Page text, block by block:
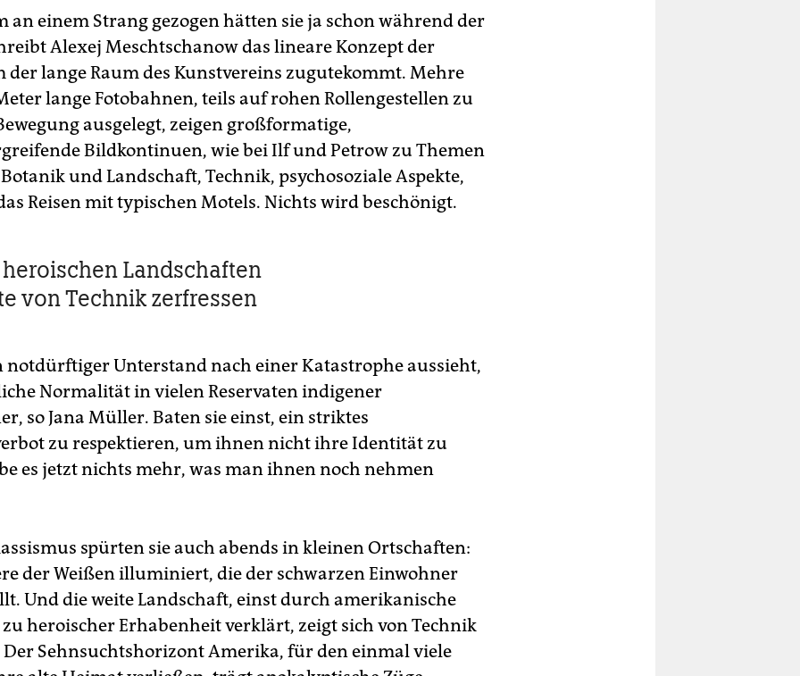
an einem Strang gezogen hätten sie ja schon während der
Alexej Meschtschanow das lineare Konzept der
der lange Raum des Kunstvereins zugutekommt. Mehre
lange Fotobahnen, teils auf rohen Rollengestellen zu
ausgelegt, zeigen großformatige,
Bildkontinuen, wie bei Ilf und Petrow zu Themen
und Landschaft, Technik, psychosoziale Aspekte,
Reisen mit typischen Motels. Nichts wird beschönigt.
Landschaften
von Technik zerfressen
notdürftiger Unterstand nach einer Katastrophe aussieht,
Normalität in vielen Reservaten indigener
so Jana Müller. Baten sie einst, ein striktes
zu respektieren, um ihnen nicht ihre Identität zu
es jetzt nichts mehr, was man ihnen noch nehmen
spürten sie auch abends in kleinen Ortschaften:
der Weißen illuminiert, die der schwarzen Einwohner
Und die weite Landschaft, einst durch amerikanische
heroischer Erhabenheit verklärt, zeigt sich von Technik
Der Sehnsuchtshorizont Amerika, für den einmal viele